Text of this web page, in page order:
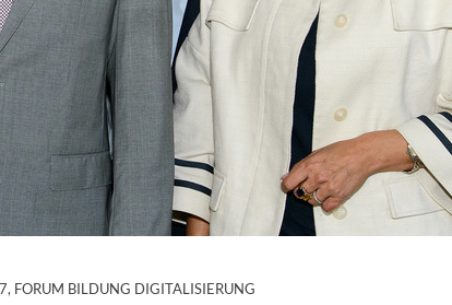
, FORUM BILDUNG DIGITALISIERUNG: